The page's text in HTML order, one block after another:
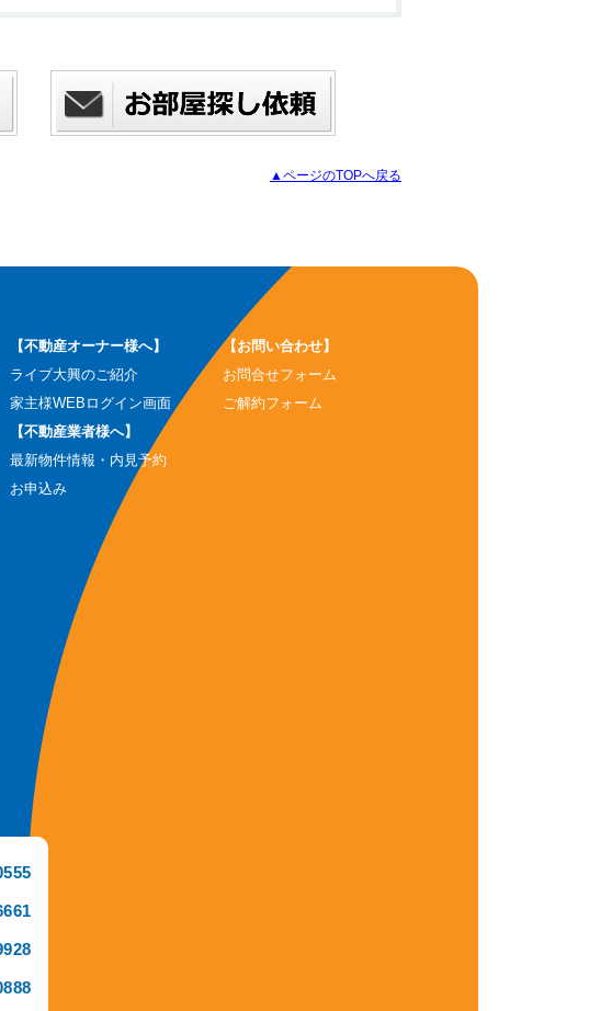
▲ページのTOPへ戻る
【不動産オーナー様へ】
ライブ大興のご紹介
家主様WEBログイン画面
【不動産業者様へ】
最新物件情報・内見予約
お申込み
【お問い合わせ】
お問合せフォーム
ご解約フォーム